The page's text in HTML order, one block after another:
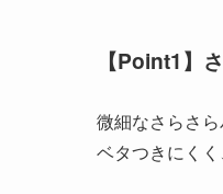
【Point1】
微細なさらさら
ベタつきにくく